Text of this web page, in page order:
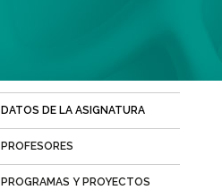
DATOS DE LA ASIGNATURA
activa)
PROFESORES
PROGRAMAS Y PROYECTOS